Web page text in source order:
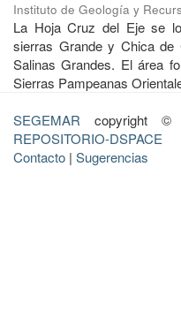
Instituto de Geología y
La Hoja Cruz del Eje se
sierras Grande y Chica
Salinas Grandes. El área
Sierras Pampeanas
SEGEMAR copyright ©
REPOSITORIO-DSPACE
Contacto | Sugerencias